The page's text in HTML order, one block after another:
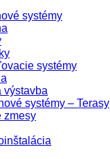
systémy
systémy
výstavba
systémy – Terasy
zmesy